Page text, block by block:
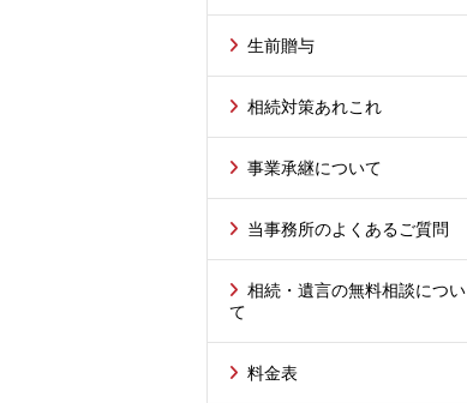
生前贈与
相続対策あれこれ
事業承継について
当事務所のよくあるご質問
相続・遺言の無料相談につい
て
料金表